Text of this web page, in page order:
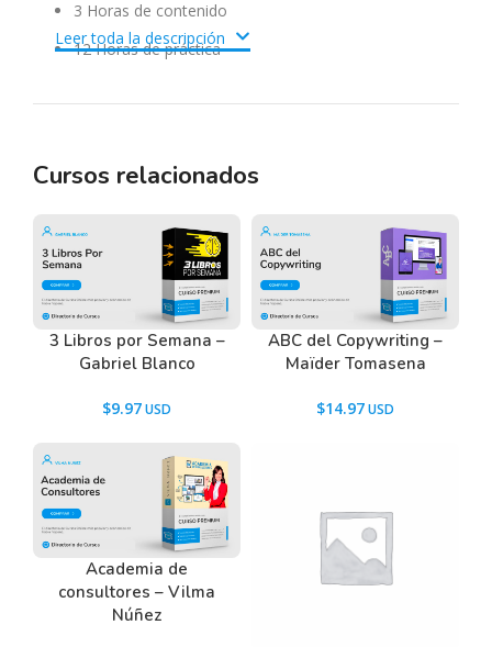
3 Horas de contenido
12 Horas de práctica
Inglés básico
Tenemos un listado de todas las preguntas que
hacen nuestros usuarios antes de comprar y
descargar los recursos WordPress.
Ir a lasPreguntas Frecuentes
, o también puedes
Leer toda la descripción
Cursos relacionados
3 Libros por Semana –
Gabriel Blanco
$9.97
ABC del Copywriting –
Maïder Tomasena
$14.97
Academia de
consultores – Vilma
Núñez